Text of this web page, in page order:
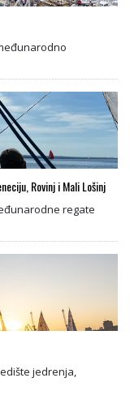
Rovinj i Mali Lošinj
regate
jedrenja,